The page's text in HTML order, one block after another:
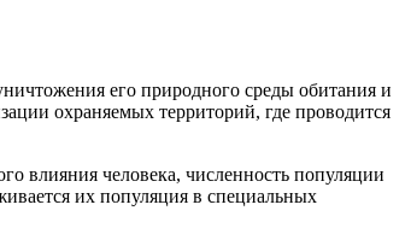
его природного среды обитания и
охраняемых территорий, где проводится
влияния человека, численность популяции
их популяция в специальных